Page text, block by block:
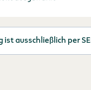
ist ausschließlich per